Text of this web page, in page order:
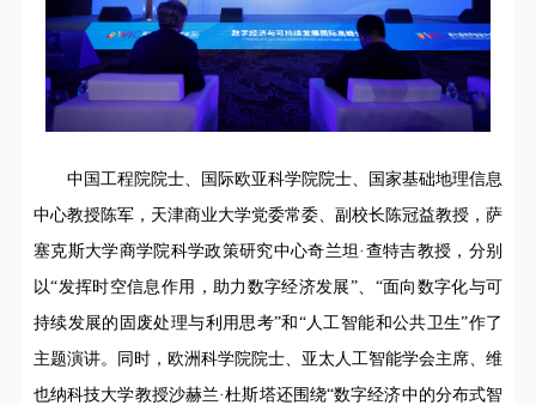
中国工程院院士、国际欧亚科学院院士、国家基础地理信息
中心教授陈军，天津商业大学党委常委、副校长陈冠益教授，萨
塞克斯大学商学院科学政策研究中心奇兰坦·查特吉教授，分别
以“发挥时空信息作用，助力数字经济发展”、“面向数字化与可
持续发展的固废处理与利用思考”和“人工智能和公共卫生”作了
主题演讲。同时，欧洲科学院院士、亚太人工智能学会主席、维
也纳科技大学教授沙赫兰·杜斯塔还围绕“数字经济中的分布式智